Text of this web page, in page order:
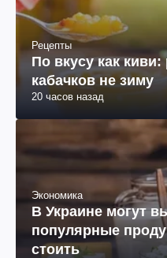
Рецепты
По вкусу как
кабачков не зиму
20 часов назад
Экономика
В Украине могут
популярные
стоить